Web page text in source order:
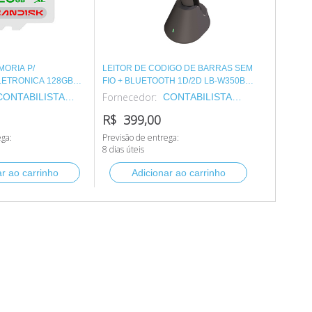
P/
128GB
LEITOR DE CODIGO DE BARRAS SEM
FIO + BLUETOOTH 1D/2D LB-W350BK
C3TECH
Fornecedor:
CONTABILISTA
S.A.
R$ 399,00
Previsão de entrega:
8 dias úteis